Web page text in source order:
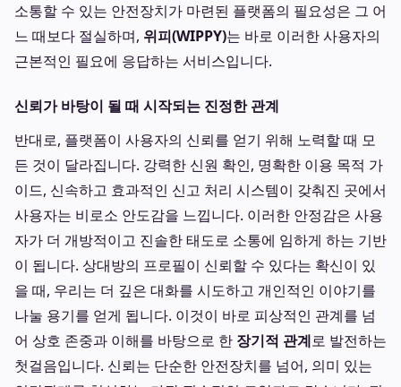
소통할 수 있는 안전장치가 마련된 플랫폼의 필요성은 그 어
느 때보다 절실하며, 위피(WIPPY)는 바로 이러한 사용자의
근본적인 필요에 응답하는 서비스입니다.
신뢰가 바탕이 될 때 시작되는 진정한 관계
반대로, 플랫폼이 사용자의 신뢰를 얻기 위해 노력할 때 모
든 것이 달라집니다. 강력한 신원 확인, 명확한 이용 목적 가
이드, 신속하고 효과적인 신고 처리 시스템이 갖춰진 곳에서
사용자는 비로소 안도감을 느낍니다. 이러한 안정감은 사용
자가 더 개방적이고 진솔한 태도로 소통에 임하게 하는 기반
이 됩니다. 상대방의 프로필이 신뢰할 수 있다는 확신이 있
을 때, 우리는 더 깊은 대화를 시도하고 개인적인 이야기를
나눌 용기를 얻게 됩니다. 이것이 바로 피상적인 관계를 넘
어 상호 존중과 이해를 바탕으로 한 장기적 관계로 발전하는
첫걸음입니다. 신뢰는 단순한 안전장치를 넘어, 의미 있는